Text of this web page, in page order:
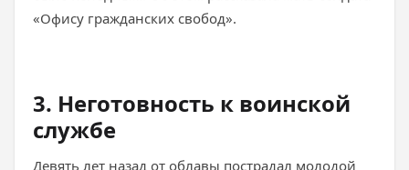
«Офису гражданских свобод».
3. Неготовность к воинской
службе
Девять лет назад от облавы пострадал молодой